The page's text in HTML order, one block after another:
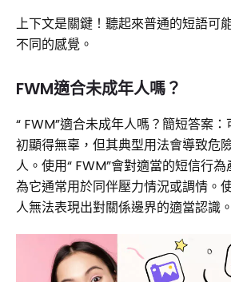
上下文是關鍵！聽起來普通的短語可
不同的感覺。
FWM適合未成年人嗎？
“ FWM”適合未成年人嗎？簡短答案
初顯得無辜，但其典型用法會導致危
人。使用“ FWM”會對適當的短信行
為它通常用於同伴壓力情況或調情。
人無法表現出對關係邊界的適當認識。